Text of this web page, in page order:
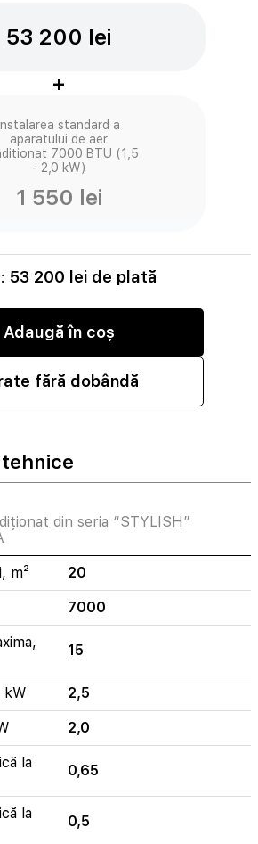
53 200 lei
+
Instalarea standard a
aparatului de aer
7000 BTU (1,5
- 2,0 kW)
1 550 lei
53 200 lei de plată
Adaugă în coș
fără dobândă
din seria “STYLISH”
m² 20
7000
15
kW 2,5
2,0
la
0,65
la
0,5